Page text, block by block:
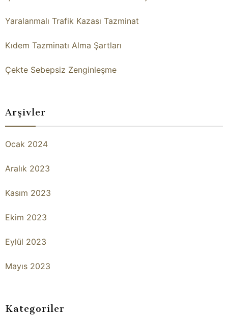
Yaralanmalı Trafik Kazası Tazminat
Kıdem Tazminatı Alma Şartları
Çekte Sebepsiz Zenginleşme
Arşivler
Ocak 2024
Aralık 2023
Kasım 2023
Ekim 2023
Eylül 2023
Mayıs 2023
Kategoriler